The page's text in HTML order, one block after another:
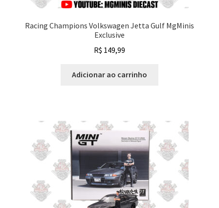
Racing Champions Volkswagen Jetta Gulf MgMinis
Exclusive
R$ 149,99
Adicionar ao carrinho